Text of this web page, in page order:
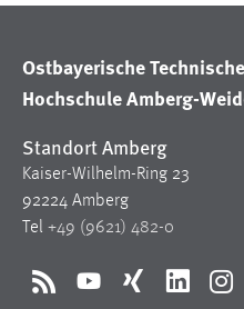
Ostbayerische Technische
Hochschule Amberg-
Standort Amberg
Kaiser-Wilhelm-Ring 23
92224 Amberg
Tel +49 (9621) 482-0
RSS YouTubeXing LinkedIn
Sprachpräferenz
Name: site-
Zweck:
Das